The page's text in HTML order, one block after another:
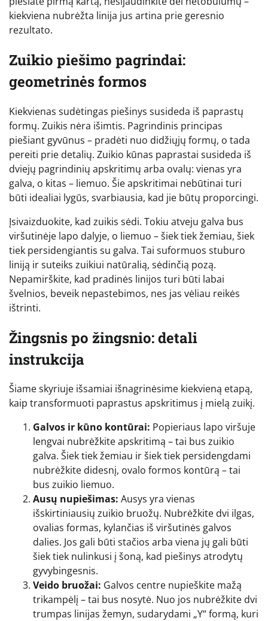
kiekviena nubrėžta linija jus artina prie geresnio
rezultato.
Zuikio piešimo pagrindai:
geometrinės formos
Kiekvienas sudėtingas piešinys susideda iš paprastų
formų. Zuikis nėra išimtis. Pagrindinis principas
piešiant gyvūnus – pradėti nuo didžiųjų formų, o tada
pereiti prie detalių. Zuikio kūnas paprastai susideda iš
dviejų pagrindinių apskritimų arba ovalų: vienas yra
galva, o kitas – liemuo. Šie apskritimai nebūtinai turi
būti idealiai lygūs, svarbiausia, kad jie būtų proporcingi.
Įsivaizduokite, kad zuikis sėdi. Tokiu atveju galva bus
viršutinėje lapo dalyje, o liemuo – šiek tiek žemiau, šiek
tiek persidengiantis su galva. Tai suformuos stuburo
liniją ir suteiks zuikiui natūralią, sėdinčią pozą.
Nepamirškite, kad pradinės linijos turi būti labai
švelnios, beveik nepastebimos, nes jas vėliau reikės
ištrinti.
Žingsnis po žingsnio: detali
instrukcija
Šiame skyriuje išsamiai išnagrinėsime kiekvieną etapą,
kaip transformuoti paprastus apskritimus į mielą zuikį.
Galvos ir kūno kontūrai: Popieriaus lapo viršuje
lengvai nubrėžkite apskritimą – tai bus zuikio
galva. Šiek tiek žemiau ir šiek tiek persidengdami
nubrėžkite didesnį, ovalo formos kontūrą – tai
bus zuikio liemuo.
Ausų nupiešimas: Ausys yra vienas
išskirtiniausių zuikio bruožų. Nubrėžkite dvi ilgas,
ovalias formas, kylančias iš viršutinės galvos
dalies. Jos gali būti stačios arba viena jų gali būti
šiek tiek nulinkusi į šoną, kad piešinys atrodytų
gyvybingesnis.
Veido bruožai: Galvos centre nupieškite mažą
trikampėlį – tai bus nosytė. Nuo jos nubrėžkite dvi
trumpas linijas žemyn, sudarydami „Y“ formą, kuri